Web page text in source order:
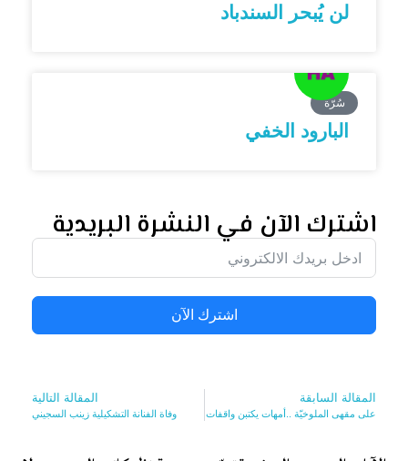
لن يُبحر السندباد
سُرّة
البارود الخفي
اشترك الآن في النشرة البريدية
اشترك الآن
المقالة السابقة
على مقهى الملوخيّة ..أمهات يكتبن واقفات
المقالة التالية
وفاة الفنانة التشكيلية زينب السجيني